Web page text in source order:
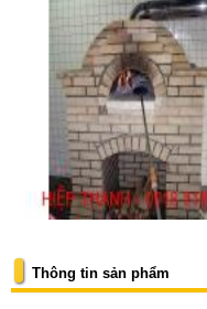
Thông tin sản phẩm